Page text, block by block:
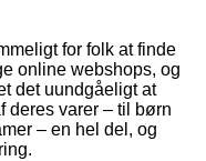
for folk at finde
online webshops, og
det uundgåeligt at
varer – til børn
– en hel del, og